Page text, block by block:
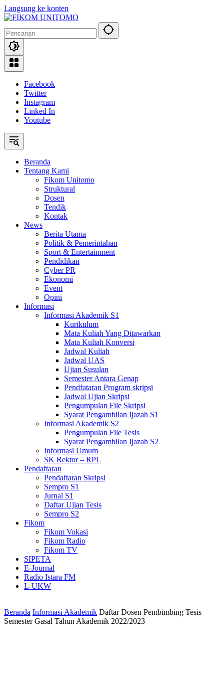
Langsung ke konten
Facebook
Twitter
Instagram
Linked In
Youtube
Beranda
Tentang Kami
Fikom Unitomo
Struktural
Dosen
Tendik
Kontak
News
Berita Utama
Politik & Pemerintahan
Sport & Entertainment
Pendidikan
Cyber PR
Ekonomi
Event
Opini
Informasi
Informasi Akademik S1
Kurikulum
Mata Kuliah Yang Ditawarkan
Mata Kuliah Konversi
Jadwal Kuliah
Jadwal UAS
Ujian Susulan
Semester Antara Genap
Pendfataran Program skripsi
Jadwal Ujian Skripsi
Pengumpulan File Skripsi
Syarat Pengambilan Ijazah S1
Informasi Akademik S2
Pengumpulan File Tesis
Syarat Pengambilan Ijazah S2
Informasi Umum
SK Rektor – RPL
Pendaftaran
Pendaftaran Skripsi
Sempro S1
Jurnal S1
Daftar Ujian Tesis
Sempro S2
Fikom
Fikom Vokasi
Fikom Radio
Fikom TV
SIPETA
E-Journal
Radio Istara FM
L-UKW
Beranda Informasi Akademik Daftar Dosen Pembimbing Tesis
Semester Gasal Tahun Akademik 2022/2023